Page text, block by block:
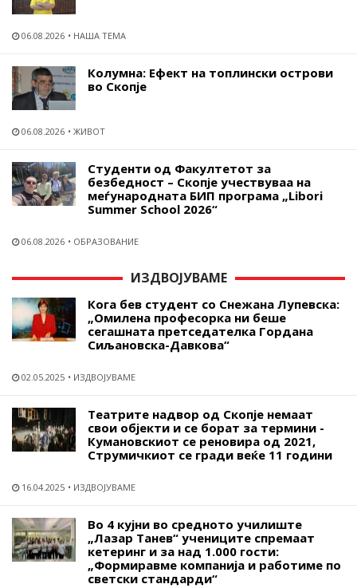
06.08.2026 НАША ТЕМА
Колумна: Ефект на топлински острови
во Скопје
06.08.2026 ЖИВОТ
Студенти од Факултетот за
безбедност – Скопје учествуваа на
меѓународната БИП програма „Libori
Summer School 2026“
06.08.2026 ОБРАЗОВАНИЕ
ИЗДВОЈУВАМЕ
Кога бев студент со Снежана Лупевска:
„Омилена професорка ни беше
сегашната претседателка Гордана
Сиљановска-Давкова“
02.05.2025 ИЗДВОЈУВАМЕ
Театрите надвор од Скопје немаат
свои објекти и се борат за термини -
Кумановскиот се реновира од 2021,
Струмичкиот се гради веќе 11 години
16.04.2025 ИЗДВОЈУВАМЕ
Во 4 кујни во средното училиште
„Лазар Танев“ учениците спремаат
кетеринг и за над 1.000 гости:
„Формиравме компанија и работиме по
светски стандарди“